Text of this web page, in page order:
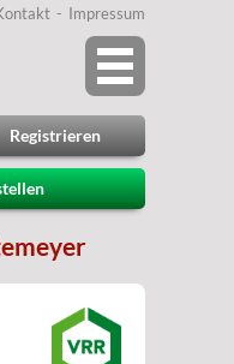
Registrieren
Impressum